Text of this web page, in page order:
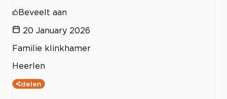
Beveelt aan
20 January 2026
Familie klinkhamer
Heerlen
delen